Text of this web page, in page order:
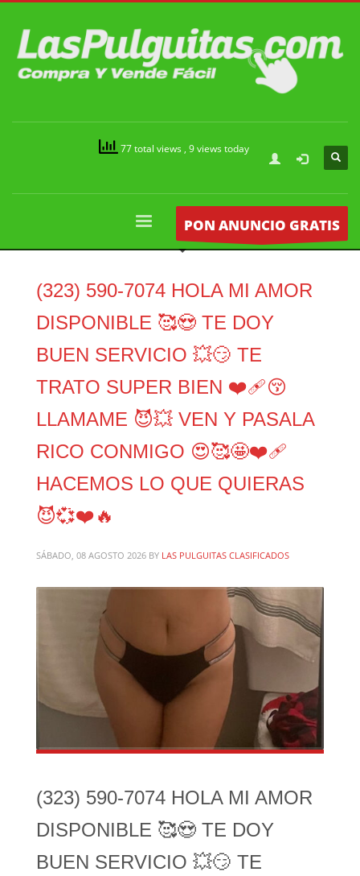
77 total views , 9 views today
PON ANUNCIO GRATIS
(323) 590-7074 HOLA MI AMOR
DISPONIBLE 🥰😍 TE DOY
BUEN SERVICIO 💥😏 TE
TRATO SUPER BIEN ❤️‍🩹😚
LLAMAME 😈💥 VEN Y PASALA
RICO CONMIGO 😍🥰🤩❤️‍🩹
HACEMOS LO QUE QUIERAS
😈💞❤️🔥
SÁBADO, 08 AGOSTO 2026 BY LAS PULGUITAS CLASIFICADOS
(323) 590-7074 HOLA MI AMOR
DISPONIBLE 🥰😍 TE DOY
BUEN SERVICIO 💥😏 TE